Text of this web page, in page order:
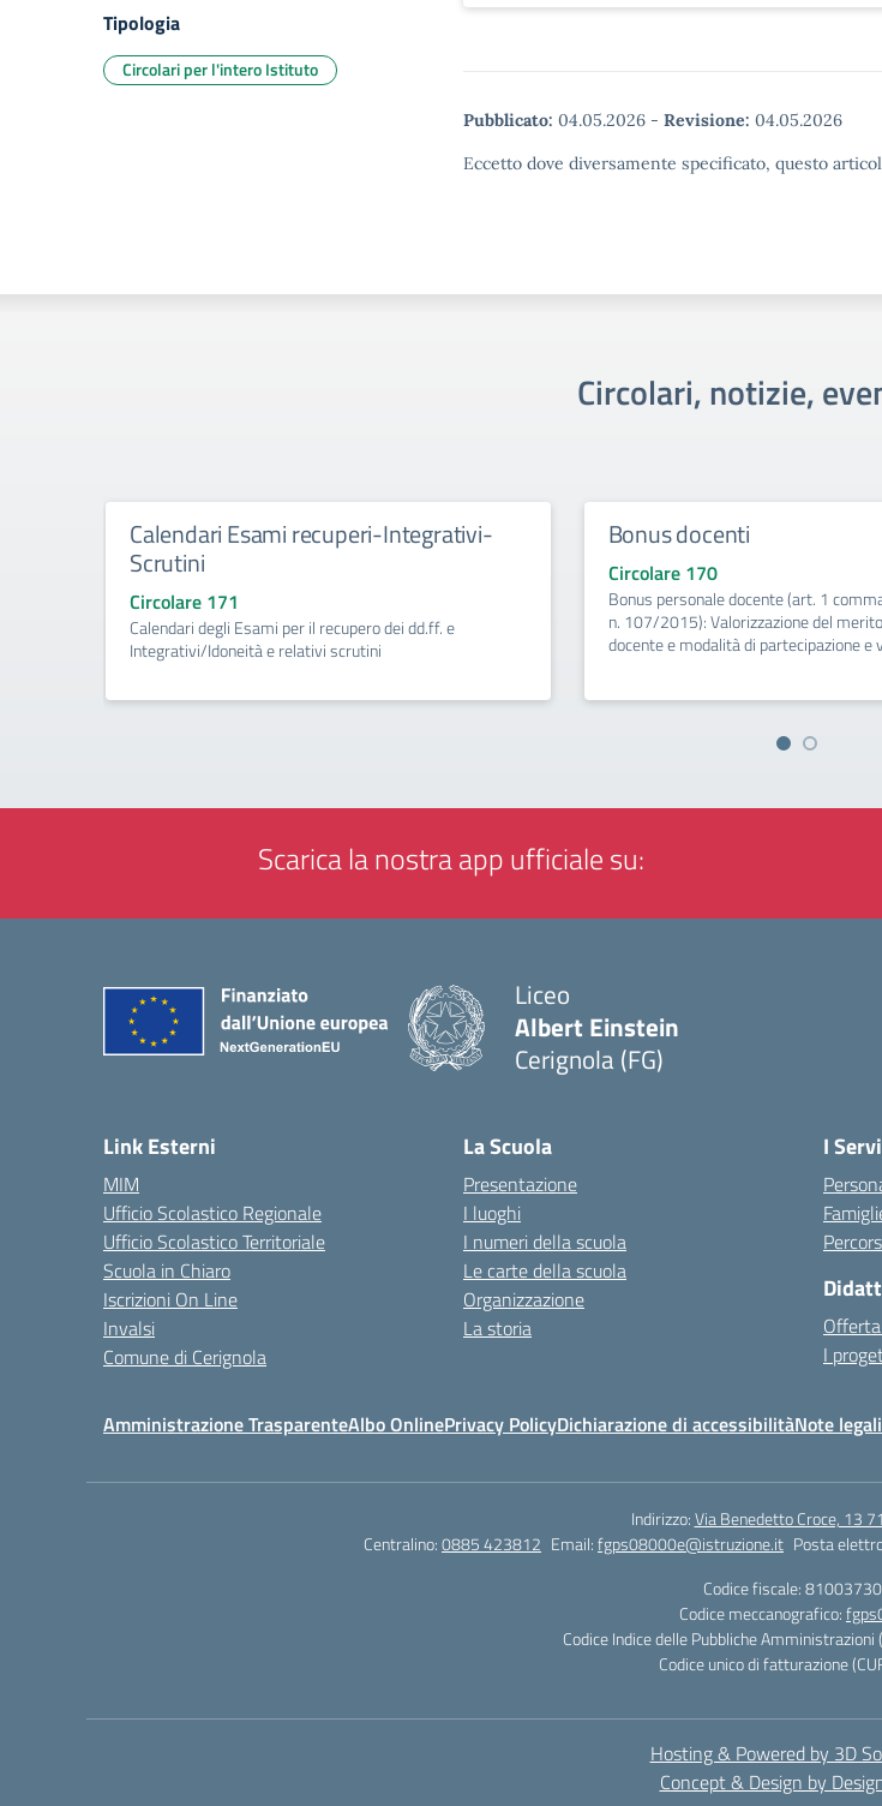
Pubblicato: 04.05.2026 - Revisione: 04.05.2026
Eccetto dove diversamente specificato, questo
Tipologia
Circolari per l'intero Istituto
Circolari, notizie,
Calendari Esami recuperi-Integrativi-
Scrutini
Circolare 171
Calendari degli Esami per il recupero dei dd.ff. e
Integrativi/Idoneità e relativi scrutini
Bonus docenti
Circolare 170
Bonus personale docente (art. 1
n. 107/2015): Valorizzazione del
docente e modalità di partecipazione e
Scarica la nostra app ufficiale su:
Liceo
Albert Einstein
Cerignola (FG)
Link Esterni
MIM
Ufficio Scolastico Regionale
Ufficio Scolastico Territoriale
Scuola in Chiaro
Iscrizioni On Line
Invalsi
Comune di Cerignola
La Scuola
Presentazione
I luoghi
I numeri della scuola
Le carte della scuola
Organizzazione
La storia
I
I
Amministrazione TrasparenteAlbo OnlinePrivacy PolicyDichiarazione di accessibilitàNote legali
Indirizzo:Via Benedetto Croce, 13
Centralino:0885 423812 Email:fgps08000e@istruzione.it Posta
Codice fiscale:
Codice meccanografico:
Codice Indice delle Pubbliche Amministrazioni
Codice unico di fatturazione
Hosting & Powered by 3D
Concept & Design by